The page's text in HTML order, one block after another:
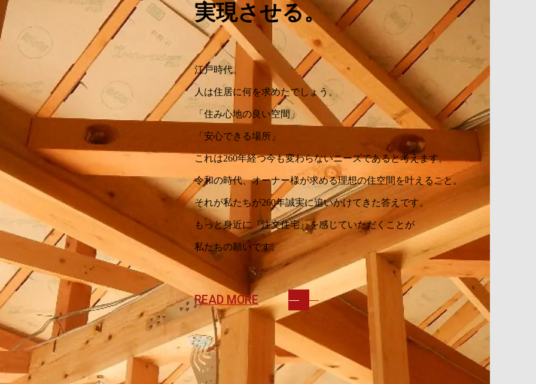
実現させる。
江戸時代。
人は住居に何を求めたでしょう。
「住み心地の良い空間」
「安心できる場所」
これは260年経つ今も変わらないニーズであると考えます。
令和の時代、オーナー様が求める理想の住空間を叶えること。
それが私たちが260年誠実に追いかけてきた答えです。
もっと身近に『注文住宅』を感じていただくことが
私たちの願いです。
READ MORE